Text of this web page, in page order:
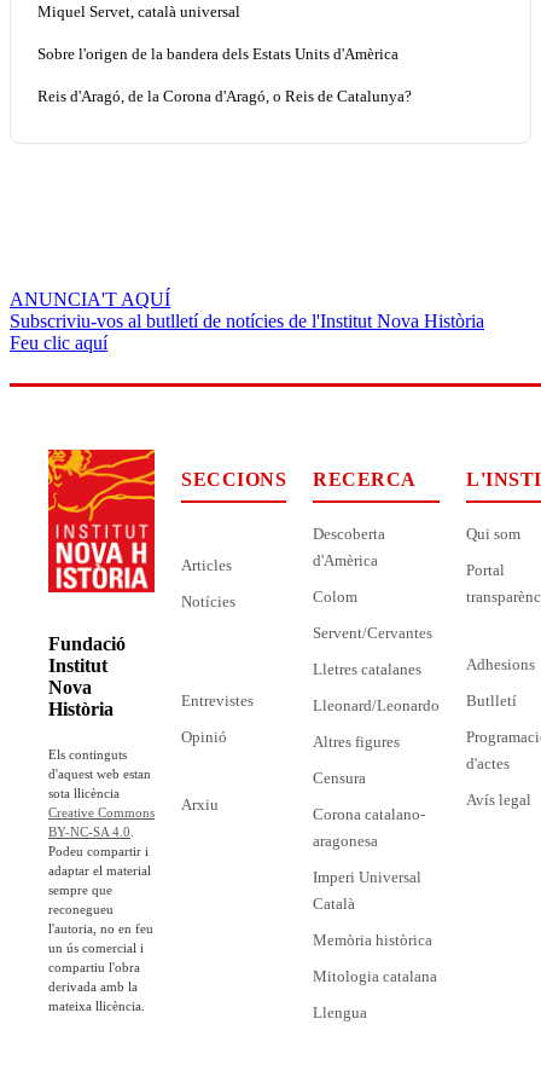
Miquel Servet, català universal
Sobre l'origen de la bandera dels Estats Units d'Amèrica
Reis d'Aragó, de la Corona d'Aragó, o Reis de Catalunya?
ANUNCIA'T AQUÍ
Subscriviu-vos al butlletí de notícies de l'Institut Nova Història
Feu clic aquí
Fundació
Institut
Nova
Història
Els continguts
d'aquest web estan
sota llicència
Creative Commons
BY-NC-SA 4.0
Podeu compartir i
adaptar el material
sempre que
reconegueu
l'autoria, no en feu
un ús comercial i
compartiu l'obra
derivada amb la
mateixa llicència.
SECCIONS
Articles
Notícies
Entrevistes
Opinió
Arxiu
RECERCA
Descoberta
d'Amèrica
Colom
Servent/Cervantes
Lletres catalanes
Lleonard/Leonardo
Altres figures
Censura
Corona catalano-
aragonesa
Imperi Universal
Català
Memòria històrica
Mitologia catalana
Llengua
Qui som
Portal
Adhesions
Butlletí
d'actes
Avís legal